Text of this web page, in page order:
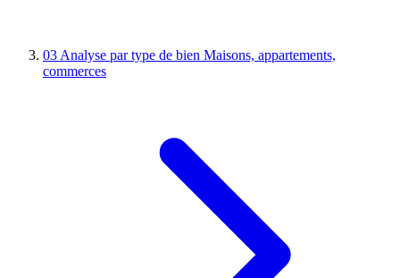
03 Analyse par type de bien Maisons, appartements,
commerces